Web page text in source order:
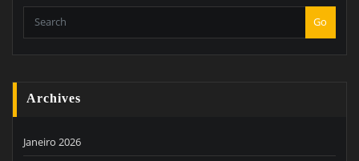
Go
Archives
Janeiro 2026